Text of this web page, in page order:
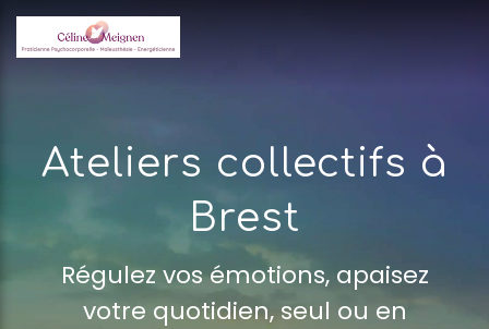
Ateliers collectifs à
Brest
Régulez vos émotions, apaisez
votre quotidien, seul ou en